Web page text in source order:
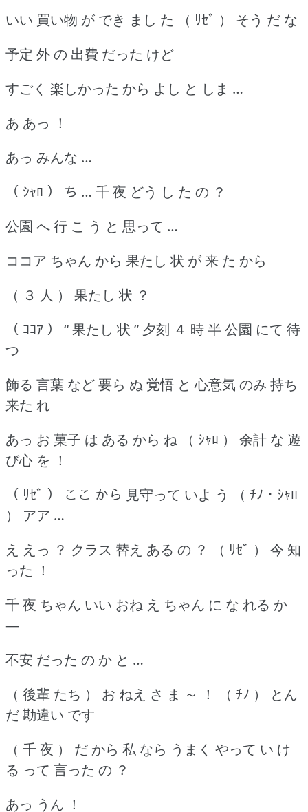
いい 買い物 が でき まし た （ ﾘｾﾞ ） そう だ な
予定 外 の 出費 だった けど
すごく 楽しかった から よし と しま …
あ あっ ！
あっ みんな …
（ ｼｬﾛ ） ち … 千 夜 どう し た の ？
公園 へ 行 こ う と 思って …
ココア ちゃん から 果たし 状 が 来 た から
（ ３ 人 ） 果たし 状 ？
（ ｺｺｱ ） “ 果たし 状 ” 夕刻 ４ 時 半 公園 にて 待
つ
飾る 言葉 など 要ら ぬ 覚悟 と 心意気 のみ 持ち
来た れ
あっ お 菓子 は ある から ね （ ｼｬﾛ ） 余計 な 遊
び心 を ！
（ ﾘｾﾞ ） ここ から 見守って いよ う （ ﾁﾉ ･ ｼｬﾛ
） アア …
え えっ ？ クラス 替え ある の ？ （ ﾘｾﾞ ） 今 知
った ！
千 夜 ちゃん いい おね え ちゃん に な れる か
―
不安 だった の か と …
（ 後輩 たち ） お ねえ さ ま ～ ！ （ ﾁﾉ ） とん
だ 勘違い です
（ 千 夜 ） だ から 私 なら うまく やって い け
る って 言った の ？
あっ うん ！